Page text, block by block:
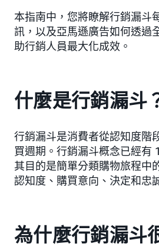
本指南中，您將瞭解行銷漏斗
訊，以及亞馬遜廣告如何透過
助行銷人員最大化成效。
什麼是行銷漏斗
行銷漏斗是消費者從認知度階
買週期。行銷漏斗概念已經有
其目的是簡單分類購物旅程中
認知度、購買意向、決定和忠
為什麼行銷漏斗